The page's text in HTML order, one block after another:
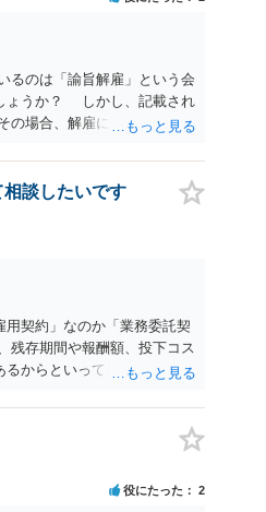
るのは「諭旨解雇」という会
ょうか？ しかし、記載され
場合、解雇には客観的で合
検討しなければ、何とも申
せん。 ある程度労働法に関
談したいです
契約」なのか「業務委託契
残存期間や報酬額、投下コス
るからといって当然に適法と
効となる余地があり、そうで
。 ・契約前の修正交渉は一
弁護士に契約前に契約書の
型が雇用か業務委託か、実態
役にたった 2